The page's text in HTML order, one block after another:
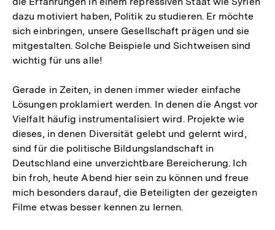
dazu motiviert haben, Politik zu studieren. Er möchte
sich einbringen, unsere Gesellschaft prägen und sie
mitgestalten. Solche Beispiele und Sichtweisen sind
wichtig für uns alle!
Gerade in Zeiten, in denen immer wieder einfache
Lösungen proklamiert werden. In denen die Angst vor
Vielfalt häufig instrumentalisiert wird. Projekte wie
dieses, in denen Diversität gelebt und gelernt wird,
sind für die politische Bildungslandschaft in
Deutschland eine unverzichtbare Bereicherung. Ich
bin froh, heute Abend hier sein zu können und freue
mich besonders darauf, die Beteiligten der gezeigten
Filme etwas besser kennen zu lernen.